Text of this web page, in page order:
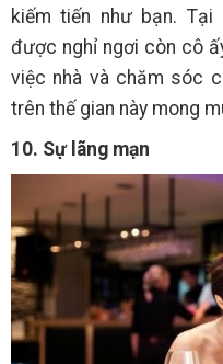
kiếm tiến như bạn.
được nghỉ ngơi còn cô
việc nhà và chăm sóc
trên thế gian này mong
10. Sự lãng mạn